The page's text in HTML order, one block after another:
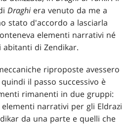
Draghi era venuto da me a
stato d'accordo a lasciarla
elementi narrativi né
abitanti di Zendikar.
riproposte avessero
il passo successivo è
rimanenti in due gruppi:
narrativi per gli Eldrazi
da una parte e quelli che